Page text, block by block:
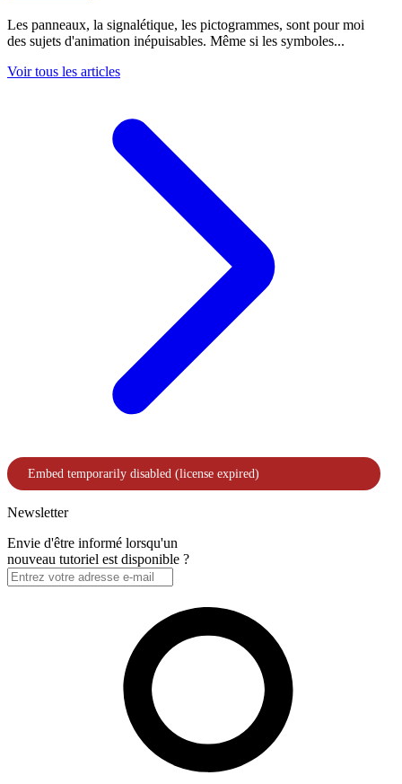
Les panneaux, la signalétique, les pictogrammes, sont pour moi
des sujets d'animation inépuisables. Même si les symboles...
Voir tous les articles
Newsletter
Envie d'être informé lorsqu'un
nouveau tutoriel est disponible ?